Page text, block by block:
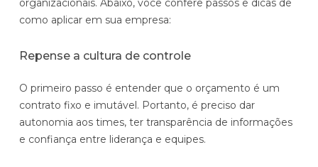
organizacionais. Abaixo, você confere passos e dicas de
como aplicar em sua empresa:
Repense a cultura de controle
O primeiro passo é entender que o orçamento é um
contrato fixo e imutável. Portanto, é preciso dar
autonomia aos times, ter transparência de informações
e confiança entre liderança e equipes.